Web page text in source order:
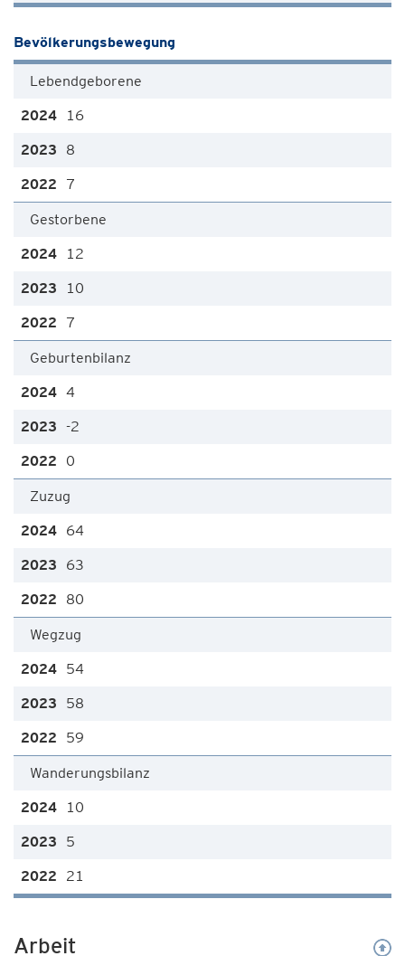
Bevölkerungsbewegung
Lebendgeborene
16
8
7
Gestorbene
12
10
7
Geburtenbilanz
4
-2
0
Zuzug
64
63
80
Wegzug
54
58
59
Wanderungsbilanz
10
5
21
Arbeit